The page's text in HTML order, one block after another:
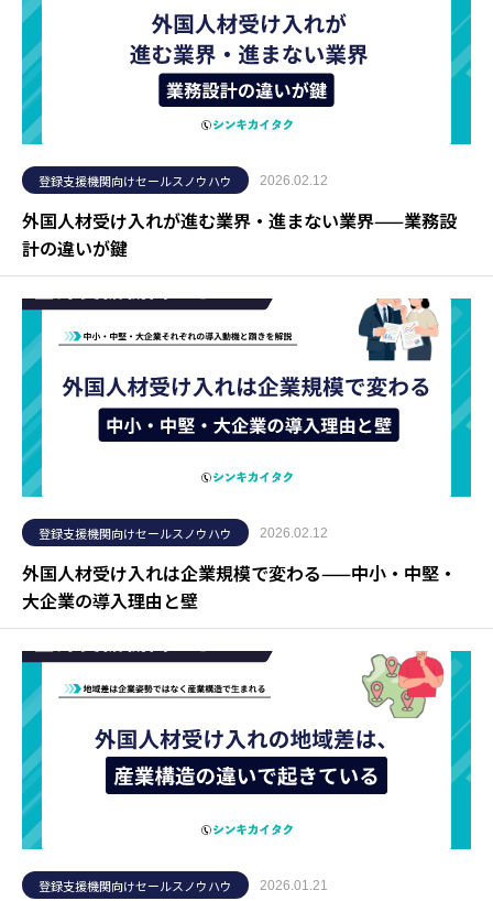
登録支援機関向けセールスノウハウ 2026.02.12
外国人材受け入れが進む業界・進まない業界——業務設
計の違いが鍵
登録支援機関向けセールスノウハウ 2026.02.12
外国人材受け入れは企業規模で変わる——中小・中堅・
大企業の導入理由と壁
登録支援機関向けセールスノウハウ 2026.01.21